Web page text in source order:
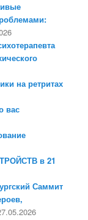
на ретритах
вас
в 21
Саммит